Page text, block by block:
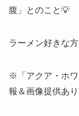
腹」とのこと💡
ラーメン好きな
※「アクア・ホ
報＆画像提供あ